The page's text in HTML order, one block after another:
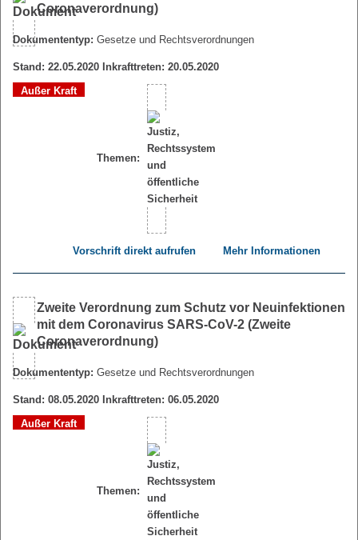
Coronaverordnung)
Dokumententyp: Gesetze und Rechtsverordnungen
Stand: 22.05.2020 Inkrafttreten: 20.05.2020
Außer Kraft
Themen:
Vorschrift direkt aufrufen Mehr Informationen
Zweite Verordnung zum Schutz vor Neuinfektionen
mit dem Coronavirus SARS-CoV-2 (Zweite
Coronaverordnung)
Dokumententyp: Gesetze und Rechtsverordnungen
Stand: 08.05.2020 Inkrafttreten: 06.05.2020
Außer Kraft
Themen: